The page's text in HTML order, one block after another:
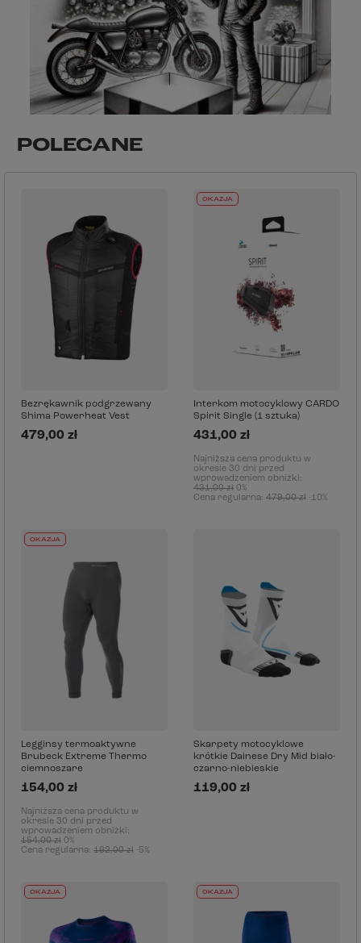
POLECANE
Bezrękawnik podgrzewany
Shima Powerheat Vest
479,00 zł
OKAZJA
Interkom motocyklowy CARDO
Spirit Single (1 sztuka)
431,00 zł
Najniższa cena produktu w
okresie 30 dni przed
wprowadzeniem obniżki:
431,00 zł 0%
Cena regularna: 479,00 zł -10%
OKAZJA
Legginsy termoaktywne
Brubeck Extreme Thermo
ciemnoszare
154,00 zł
Najniższa cena produktu w
okresie 30 dni przed
wprowadzeniem obniżki:
154,00 zł 0%
Cena regularna: 162,00 zł -5%
Skarpety motocyklowe
krótkie Dainese Dry Mid biało-
czarno-niebieskie
119,00 zł
OKAZJA OKAZJA